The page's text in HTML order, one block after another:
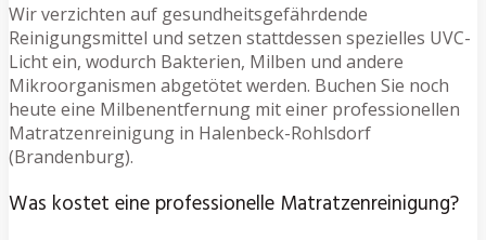
Wir verzichten auf gesundheitsgefährdende
Reinigungsmittel und setzen stattdessen spezielles UVC-
Licht ein, wodurch Bakterien, Milben und andere
Mikroorganismen abgetötet werden. Buchen Sie noch
heute eine Milbenentfernung mit einer professionellen
Matratzenreinigung in Halenbeck-Rohlsdorf
(Brandenburg).
Was kostet eine professionelle Matratzenreinigung?